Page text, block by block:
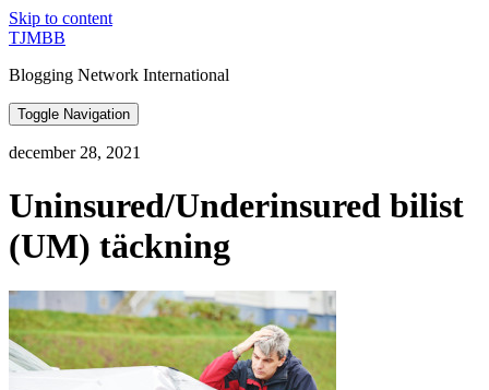
Skip to content
TJMBB
Blogging Network International
Toggle Navigation
december 28, 2021
Uninsured/Underinsured bilist
(UM) täckning